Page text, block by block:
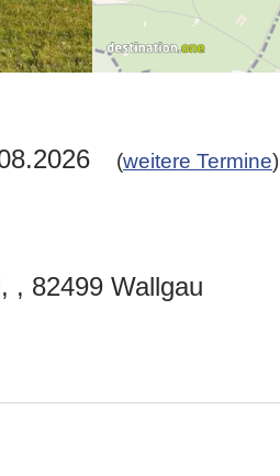
(weitere Termine)
, 82499 Wallgau